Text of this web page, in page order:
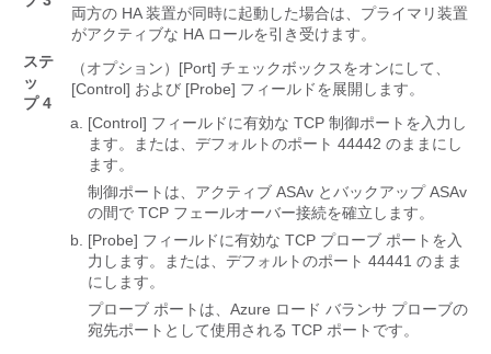
両方の HA 装置が同時に起動した場合は、プライマリ装置
がアクティブな HA ロールを引き受けます。
ステ
ッ
プ 4
（オプション）[Port] チェックボックスをオンにして、
[Control] および [Probe] フィールドを展開します。
[Control] フィールドに有効な TCP 制御ポートを入力し
ます。または、デフォルトのポート 44442 のままにし
ます。
制御ポートは、アクティブ ASAv とバックアップ ASAv
の間で TCP フェールオーバー接続を確立します。
[Probe] フィールドに有効な TCP プローブ ポートを入
力します。または、デフォルトのポート 44441 のまま
にします。
プローブ ポートは、Azure ロード バランサ プローブの
宛先ポートとして使用される TCP ポートです。